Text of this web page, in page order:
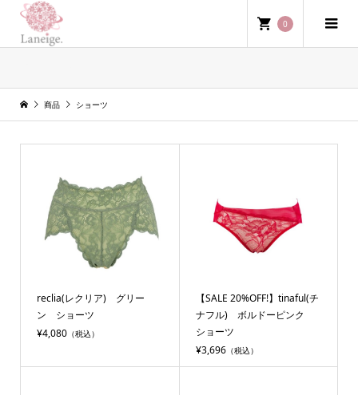
0
商品 ショーツ
reclia(レクリア) グリー
ン ショーツ
¥4,080（税込）
【SALE 20%OFF!】tinaful(チ
ナフル) ボルドーピンク
ショーツ
¥3,696（税込）